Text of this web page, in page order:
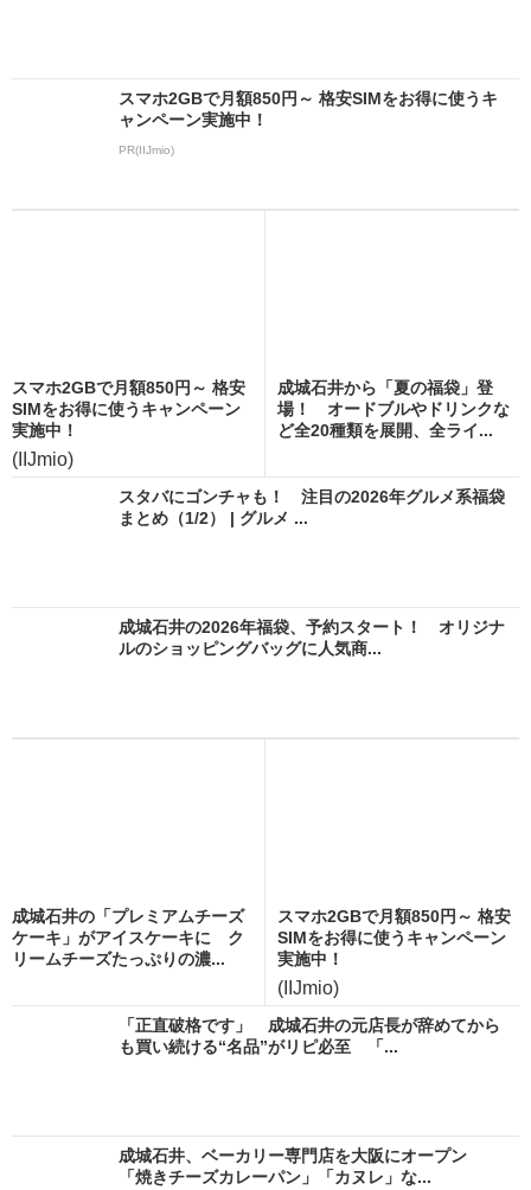
スマホ2GBで月額850円～ 格安SIMをお得に使うキ
ャンペーン実施中！
PR(IIJmio)
スマホ2GBで月額850円～ 格安
SIMをお得に使うキャンペーン
実施中！
(IIJmio)
成城石井から「夏の福袋」登
場！ オードブルやドリンクな
ど全20種類を展開、全ライ...
スタバにゴンチャも！ 注目の2026年グルメ系福袋
まとめ（1/2） | グルメ ...
成城石井の2026年福袋、予約スタート！ オリジナ
ルのショッピングバッグに人気商...
成城石井の「プレミアムチーズ
ケーキ」がアイスケーキに ク
リームチーズたっぷりの濃...
スマホ2GBで月額850円～ 格安
SIMをお得に使うキャンペーン
実施中！
(IIJmio)
「正直破格です」 成城石井の元店長が辞めてから
も買い続ける“名品”がリピ必至 「...
成城石井、ベーカリー専門店を大阪にオープン
「焼きチーズカレーパン」「カヌレ」な...